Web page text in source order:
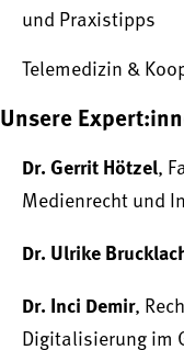
und Praxistipps
Telemedizin &
Unsere
Dr. Gerrit Hötzel,
Medienrecht und
Dr. Ulrike
Dr. Inci Demir,
Digitalisierung im